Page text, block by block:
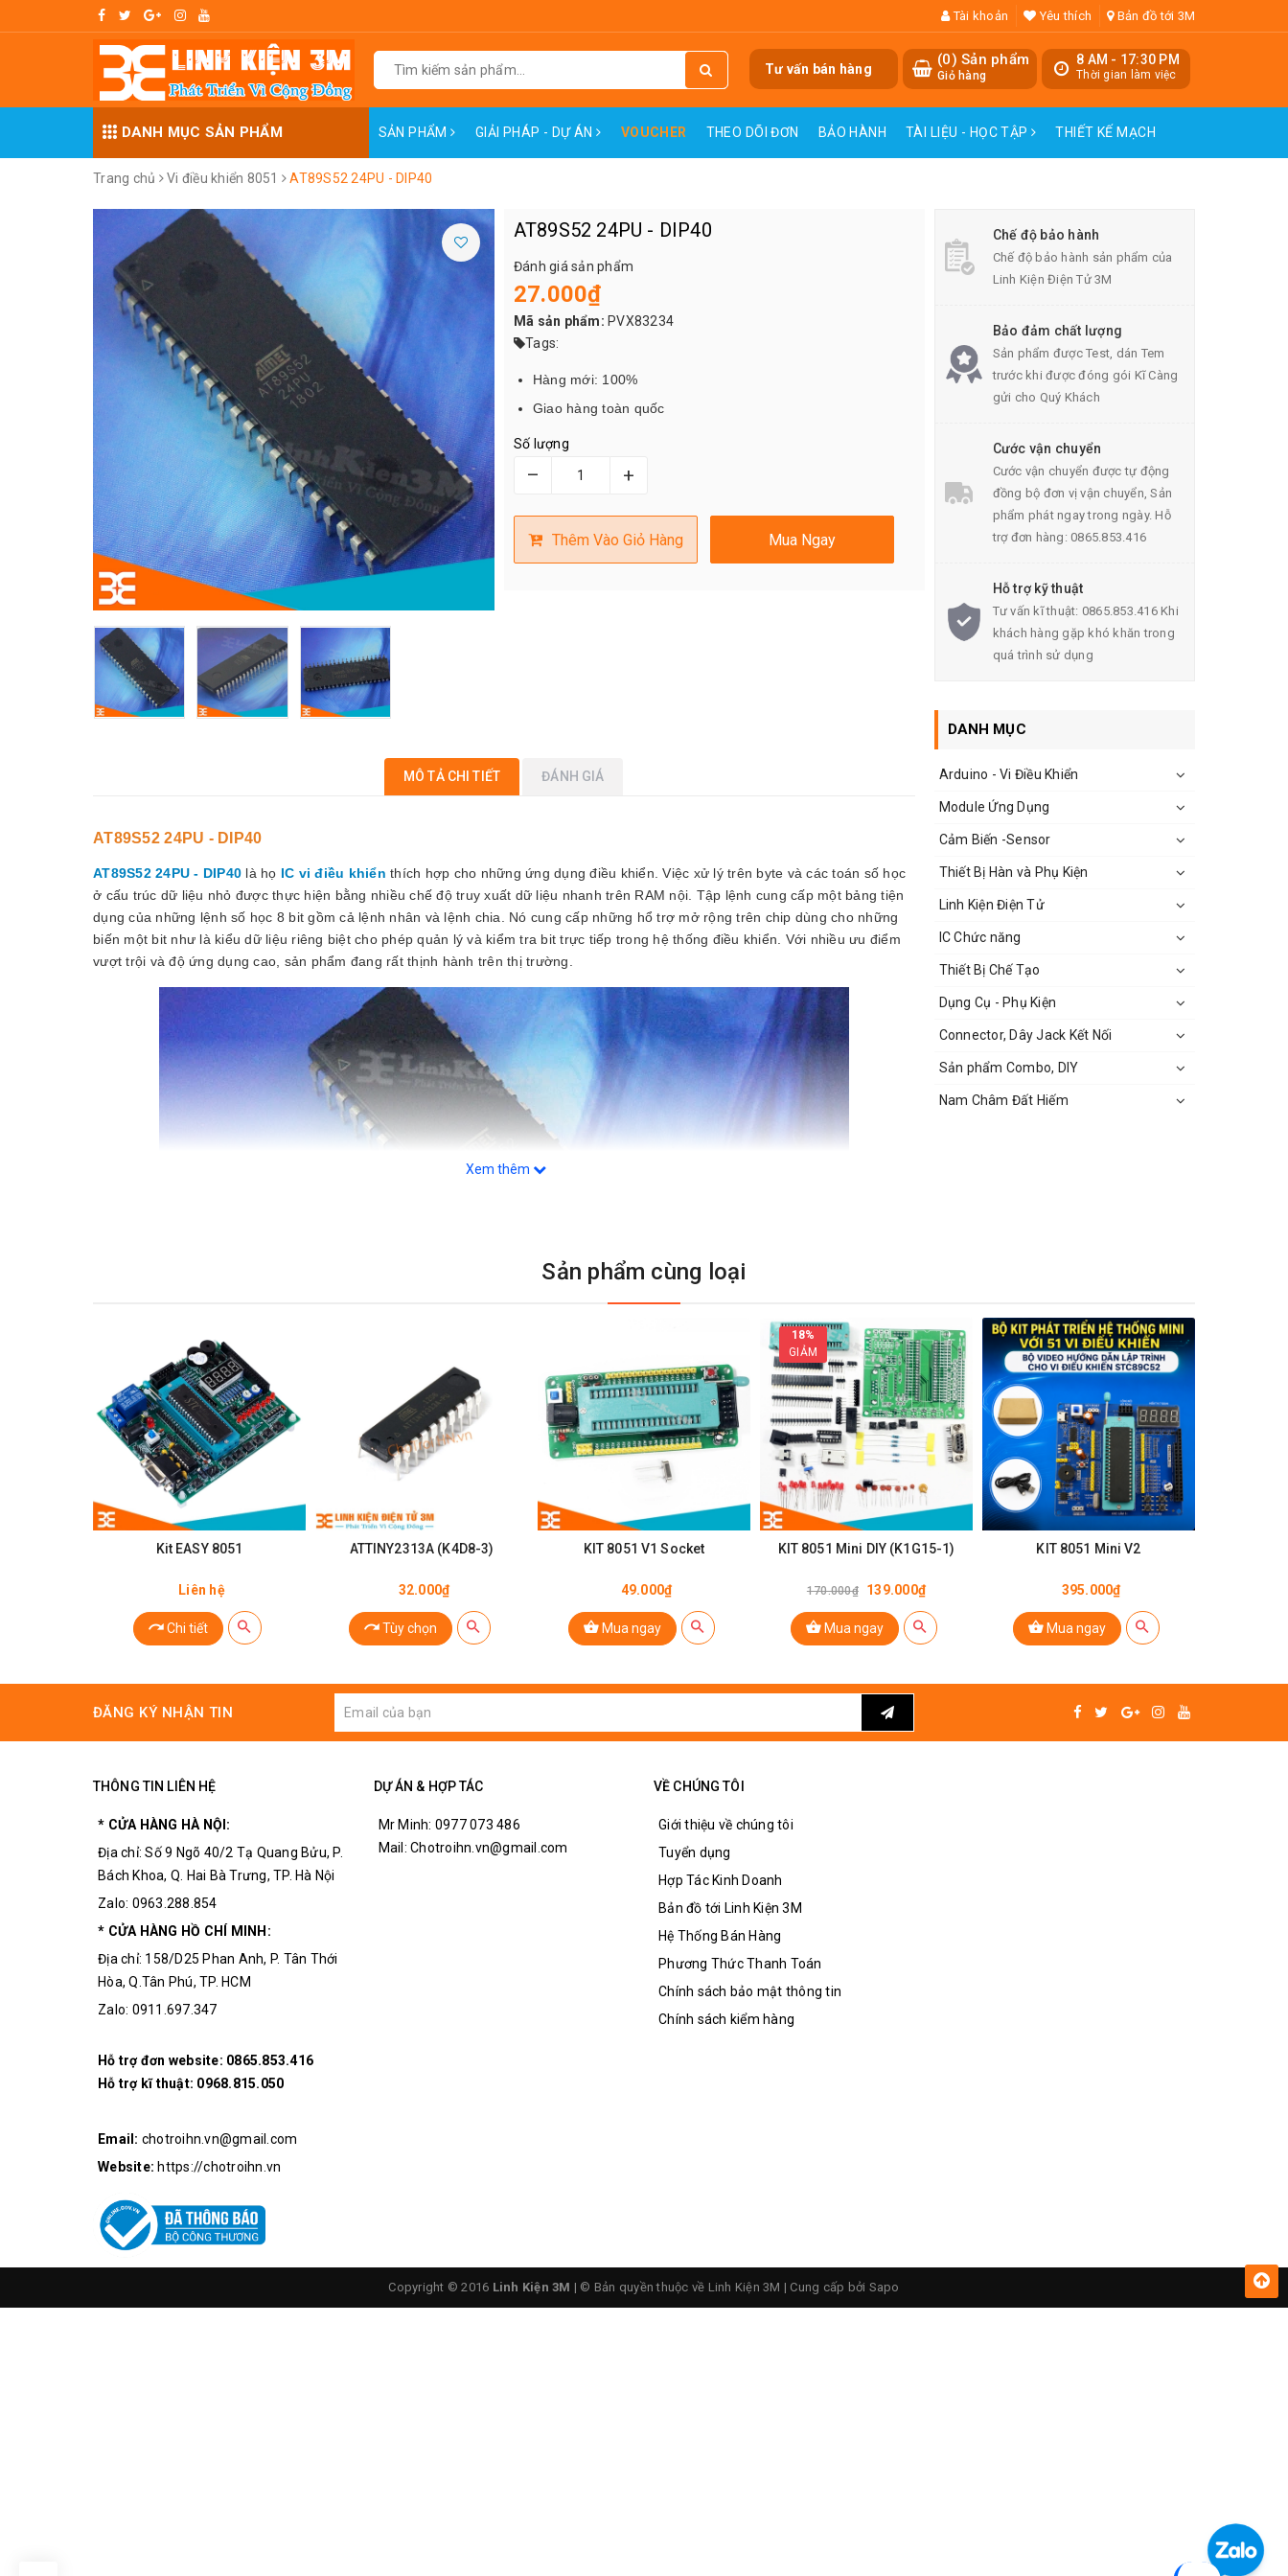
Tài khoản Yêu thích Bản đồ tới 3M
8 AM - 17:30 PM
Thời gian làm việc
(0) Sản phẩm
Giỏ hàng
Tư vấn bán hàng
DANH MỤC SẢN PHẨM SẢN PHẨM GIẢI PHÁP - DỰ ÁN VOUCHER THEO DÕI ĐƠN BẢO HÀNH TÀI LIỆU - HỌC TẬP THIẾT KẾ MẠCH
Trang chủ Vi điều khiển 8051 AT89S52 24PU - DIP40
AT89S52 24PU - DIP40
Đánh giá sản phẩm
27.000₫
Mã sản phẩm: PVX83234
Tags:
Hàng mới: 100%
Giao hàng toàn quốc
Số lượng
– +
Thêm Vào Giỏ Hàng Mua Ngay
MÔ TẢ CHI TIẾT ĐÁNH GIÁ
AT89S52 24PU - DIP40
AT89S52 24PU - DIP40 là họ IC vi điều khiển thích hợp cho những ứng dụng điều khiển. Việc xử lý trên byte và các toán số học
ở cấu trúc dữ liệu nhỏ được thực hiện bằng nhiều chế độ truy xuất dữ liệu nhanh trên RAM nội. Tập lệnh cung cấp một bảng tiện
dụng của những lệnh số học 8 bit gồm cả lệnh nhân và lệnh chia. Nó cung cấp những hổ trợ mở rộng trên chip dùng cho những
biến một bit như là kiểu dữ liệu riêng biệt cho phép quản lý và kiểm tra bit trực tiếp trong hệ thống điều khiển. Với nhiều ưu điểm
vượt trội và độ ứng dụng cao, sản phẩm đang rất thịnh hành trên thị trường.
Thông Số Kỹ Thuật:
08 KByte bộ nhớ có thể lập trình nhanh, có khả năng tới 1000 chu kỳ ghi/xoá
Điện áp hoạt động: 4.0V ~ 5.5V.
Ba bộ Timer/Counter 16 bit.
Có 8 nguồn ngắt (Interrupt source).
Hỗ trợ giao tiếp UART.
Hỗ trợ chuẩn nạp nối tiếp SPI bằng mạch nạp USB SPI
Xem thêm
Chế độ bảo hành
Chế độ bảo hành sản phẩm của
Linh Kiện Điện Tử 3M
Bảo đảm chất lượng
Sản phẩm được Test, dán Tem
trước khi được đóng gói Kĩ Càng
gửi cho Quý Khách
Cước vận chuyển
Cước vận chuyển được tự động
đồng bộ đơn vị vận chuyển, Sản
phẩm phát ngay trong ngày. Hỗ
trợ đơn hàng: 0865.853.416
Hỗ trợ kỹ thuật
Tư vấn kĩ thuật: 0865.853.416 Khi
khách hàng gặp khó khăn trong
quá trình sử dụng
DANH MỤC
Arduino - Vi Điều Khiển
Module Ứng Dụng
Cảm Biến -Sensor
Thiết Bị Hàn và Phụ Kiện
Linh Kiện Điện Tử
IC Chức năng
Thiết Bị Chế Tạo
Dụng Cụ - Phụ Kiện
Connector, Dây Jack Kết Nối
Sản phẩm Combo, DIY
Nam Châm Đất Hiếm
Sản phẩm cùng loại
Kit EASY 8051
Liên hệ
Chi tiết
ATTINY2313A (K4D8-3)
32.000₫
Tùy chọn
KIT 8051 V1 Socket
49.000₫
Mua ngay
18%
GIẢM
KIT 8051 Mini DIY (K1G15-1)
170.000₫ 139.000₫
Mua ngay
KIT 8051 Mini V2
395.000₫
Mua ngay
ĐĂNG KÝ NHẬN TIN
THÔNG TIN LIÊN HỆ
* CỬA HÀNG HÀ NỘI:
Địa chỉ: Số 9 Ngõ 40/2 Tạ Quang Bửu, P.
Bách Khoa, Q. Hai Bà Trưng, TP. Hà Nội
Zalo: 0963.288.854
* CỬA HÀNG HỒ CHÍ MINH:
Địa chỉ: 158/D25 Phan Anh, P. Tân Thới
Hòa, Q.Tân Phú, TP. HCM
Zalo: 0911.697.347
Hỗ trợ đơn website: 0865.853.416
Hỗ trợ kĩ thuật: 0968.815.050
Email: chotroihn.vn@gmail.com
Website: https://chotroihn.vn
DỰ ÁN & HỢP TÁC
Mr Minh: 0977 073 486
Mail: Chotroihn.vn@gmail.com
VỀ CHÚNG TÔI
Giới thiệu về chúng tôi
Tuyển dụng
Hợp Tác Kinh Doanh
Bản đồ tới Linh Kiện 3M
Hệ Thống Bán Hàng
Phương Thức Thanh Toán
Chính sách bảo mật thông tin
Chính sách kiểm hàng
Copyright © 2016 Linh Kiện 3M | © Bản quyền thuộc về Linh Kiện 3M | Cung cấp bởi Sapo